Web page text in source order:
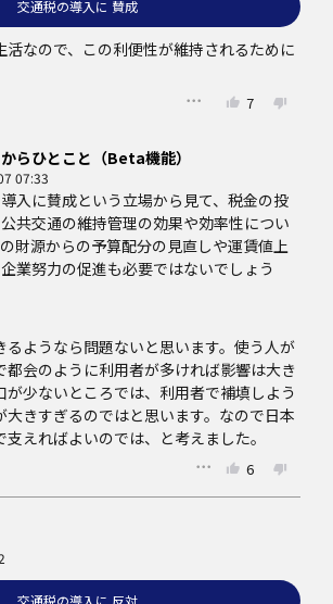
交通税の導入に 賛成
活なので、この利便性が維持されるために
7
らひとこと（Beta機能）
07:33
入に賛成という立場から見て、税金の投
共交通の維持管理の効果や効率性につい
財源からの予算配分の見直しや運賃値上
業努力の促進も必要ではないでしょう
るようなら問題ないと思います。使う人が
都会のように利用者が多ければ影響は大き
が少ないところでは、利用者で補填しよう
大きすぎるのではと思います。なので日本
えればよいのでは、と考えました。
6
交通税の導入に 反対